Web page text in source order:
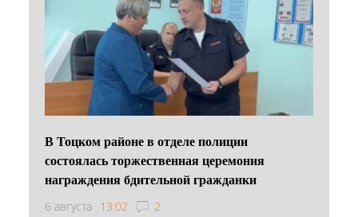
В Тоцком районе в отделе полиции
состоялась торжественная церемония
награждения бдительной гражданки
6 августа 13:02 2